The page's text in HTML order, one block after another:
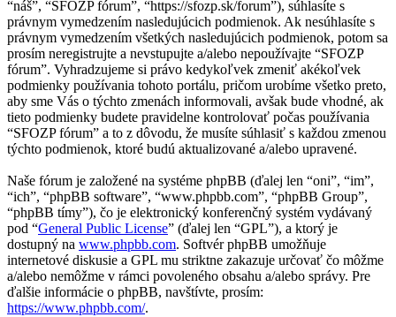
“náš”, “SFOZP fórum”, “https://sfozp.sk/forum”), súhlasíte s
právnym vymedzením nasledujúcich podmienok. Ak nesúhlasíte s
právnym vymedzením všetkých nasledujúcich podmienok, potom sa
prosím neregistrujte a nevstupujte a/alebo nepoužívajte “SFOZP
fórum”. Vyhradzujeme si právo kedykoľvek zmeniť akékoľvek
podmienky používania tohoto portálu, pričom urobíme všetko preto,
aby sme Vás o týchto zmenách informovali, avšak bude vhodné, ak
tieto podmienky budete pravidelne kontrolovať počas používania
“SFOZP fórum” a to z dôvodu, že musíte súhlasiť s každou zmenou
týchto podmienok, ktoré budú aktualizované a/alebo upravené.
Naše fórum je založené na systéme phpBB (ďalej len “oni”, “im”,
“ich”, “phpBB software”, “www.phpbb.com”, “phpBB Group”,
“phpBB tímy”), čo je elektronický konferenčný systém vydávaný
pod “General Public License” (ďalej len “GPL”), a ktorý je
dostupný na www.phpbb.com. Softvér phpBB umožňuje
internetové diskusie a GPL mu striktne zakazuje určovať čo môžme
a/alebo nemôžme v rámci povoleného obsahu a/alebo správy. Pre
ďalšie informácie o phpBB, navštívte, prosím:
https://www.phpbb.com/.